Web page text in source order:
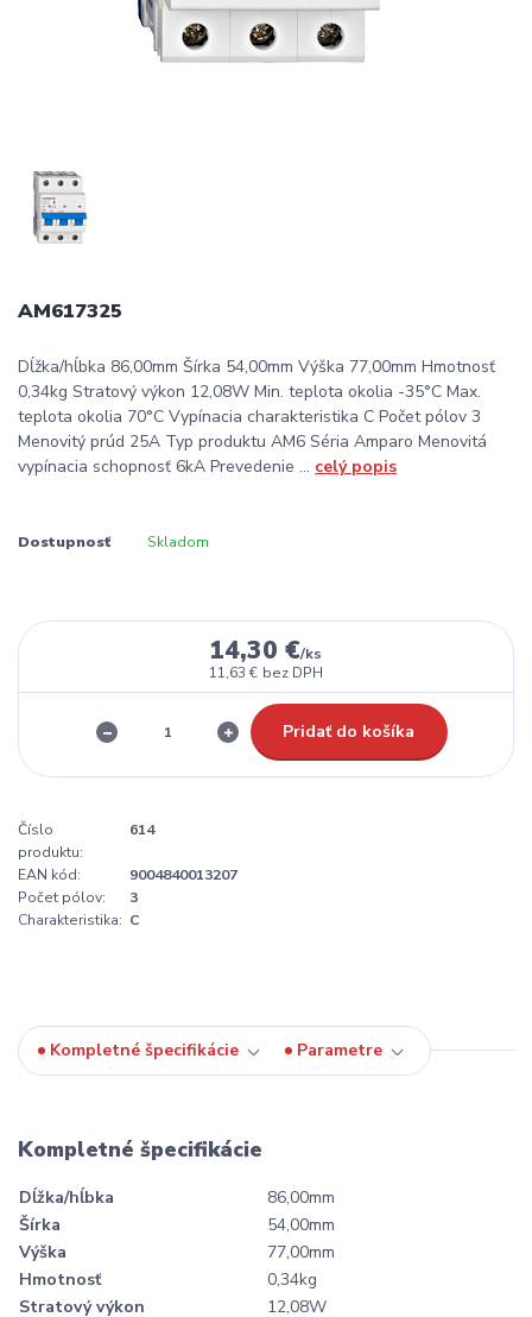
AM617325
Dĺžka/hĺbka 86,00mm Šírka 54,00mm Výška 77,00mm Hmotnosť
0,34kg Stratový výkon 12,08W Min. teplota okolia -35°C Max.
teplota okolia 70°C Vypínacia charakteristika C Počet pólov 3
Menovitý prúd 25A Typ produktu AM6 Séria Amparo Menovitá
vypínacia schopnosť 6kA Prevedenie ... celý popis
Dostupnosť Skladom
14,30 €/ks
11,63 € bez DPH
Pridať do košíka
Číslo
produktu:
614
EAN kód:
9004840013207
Počet pólov:
3
Charakteristika: C
Kompletné špecifikácie Parametre
Kompletné špecifikácie
Dĺžka/hĺbka
86,00mm
Šírka
54,00mm
Výška
77,00mm
Hmotnosť
0,34kg
Stratový výkon
12,08W